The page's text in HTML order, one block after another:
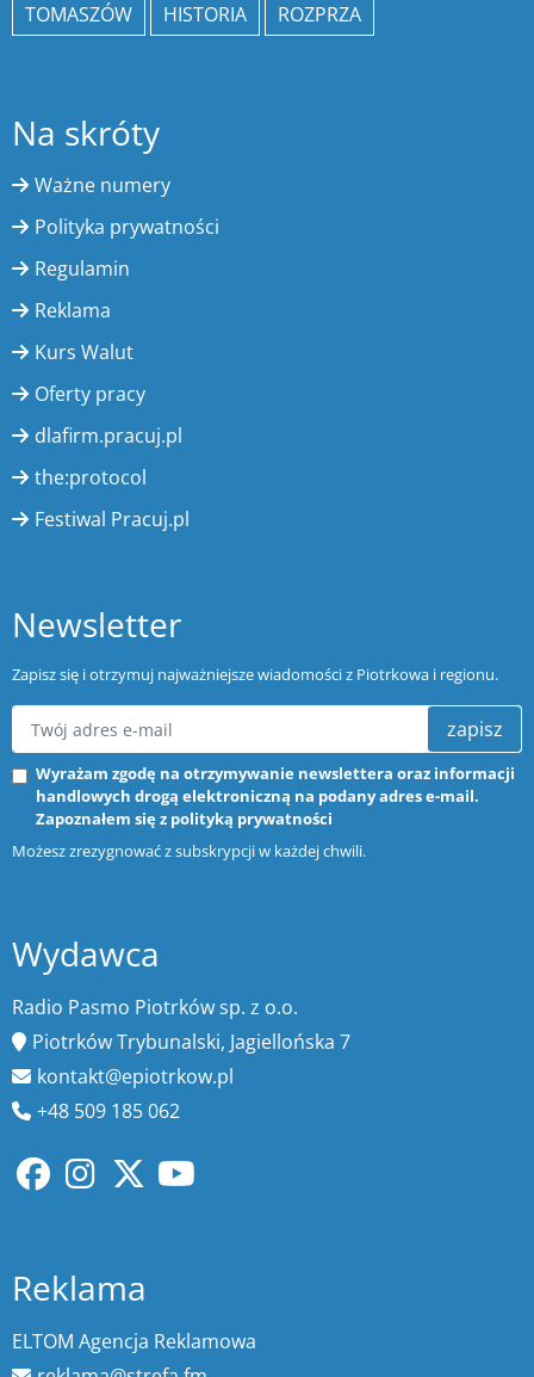
TOMASZÓW
HISTORIA ROZPRZA
Na skróty
Ważne numery
Polityka prywatności
Regulamin
Reklama
Kurs Walut
Oferty pracy
dlafirm.pracuj.pl
the:protocol
Festiwal Pracuj.pl
Newsletter
Zapisz się i otrzymuj najważniejsze wiadomości z Piotrkowa i regionu.
zapisz
Wyrażam zgodę na otrzymywanie newslettera oraz informacji
handlowych drogą elektroniczną na podany adres e-mail.
Zapoznałem się z polityką prywatności
Możesz zrezygnować z subskrypcji w każdej chwili.
Wydawca
Radio Pasmo Piotrków sp. z o.o.
Piotrków Trybunalski, Jagiellońska 7
kontakt@epiotrkow.pl
+48 509 185 062
Reklama
ELTOM Agencja Reklamowa